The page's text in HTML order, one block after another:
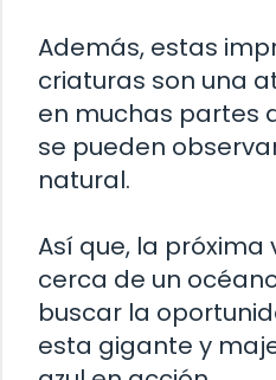
Además, estas
criaturas son una
en muchas partes
se pueden
natural.
Así que, la próxima
cerca de un
buscar la
esta gigante y